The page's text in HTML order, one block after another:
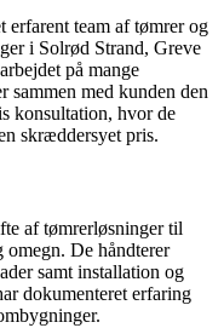
erfarent team af tømrer og
i Solrød Strand, Greve
på mange
med kunden den
konsultation, hvor de
skræddersyet pris.
af tømrerløsninger til
De håndterer
samt installation og
dokumenteret erfaring